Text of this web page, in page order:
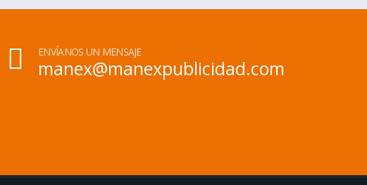
ENVÍANOS UN MENSAJE
manex@manexpublicidad.com